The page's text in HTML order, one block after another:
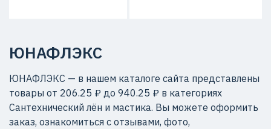
ЮНАФЛЭКС
ЮНАФЛЭКС — в нашем каталоге сайта представлены
товары от 206.25 ₽ до 940.25 ₽ в категориях
Сантехнический лён и мастика. Вы можете оформить
заказ, ознакомиться с отзывами, фото,